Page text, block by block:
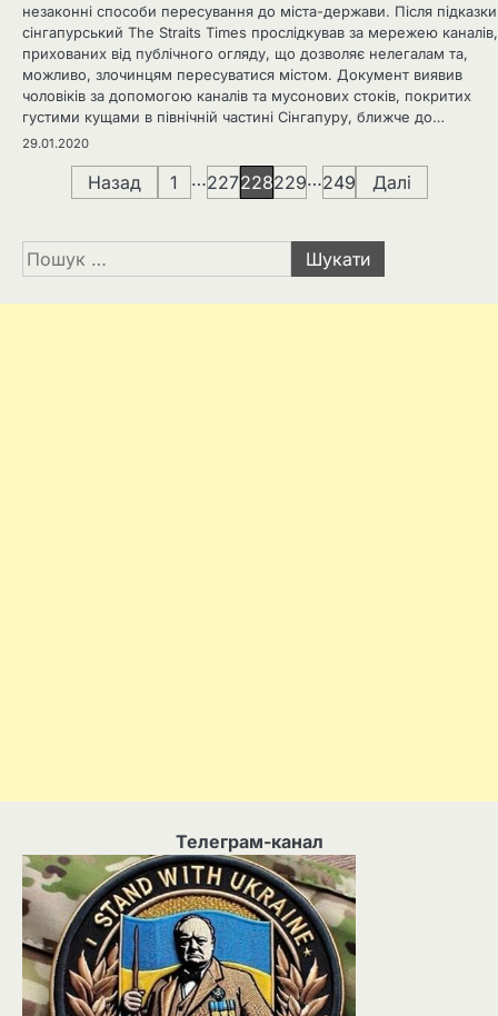
незаконні способи пересування до міста-держави. Після підказки
сінгапурський The Straits Times прослідкував за мережею каналів,
прихованих від публічного огляду, що дозволяє нелегалам та,
можливо, злочинцям пересуватися містом. Документ виявив
чоловіків за допомогою каналів та мусонових стоків, покритих
густими кущами в північній частині Сінгапуру, ближче до…
29.01.2020
Навігація
Назад 1 …227228229…249 Далі
Пошук:
Телеграм-канал